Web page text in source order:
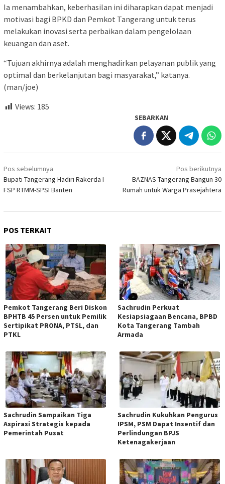
Ia menambahkan, keberhasilan ini diharapkan dapat menjadi
motivasi bagi BPKD dan Pemkot Tangerang untuk terus
melakukan inovasi serta perbaikan dalam pengelolaan
keuangan dan aset.
“Tujuan akhirnya adalah menghadirkan pelayanan publik yang
optimal dan berkelanjutan bagi masyarakat,” katanya.
(man/joe)
Views: 185
SEBARKAN
Navigasi
pos
Pos sebelumnya
Bupati Tangerang Hadiri Rakerda I
FSP RTMM-SPSI Banten
Pos berikutnya
BAZNAS Tangerang Bangun 30
Rumah untuk Warga Prasejahtera
POS TERKAIT
Pemkot Tangerang Beri Diskon
BPHTB 45 Persen untuk Pemilik
Sertipikat PRONA, PTSL, dan
PTKL
Sachrudin Perkuat
Kesiapsiagaan Bencana, BPBD
Kota Tangerang Tambah
Armada
Sachrudin Sampaikan Tiga
Aspirasi Strategis kepada
Pemerintah Pusat
Sachrudin Kukuhkan Pengurus
IPSM, PSM Dapat Insentif dan
Perlindungan BPJS
Ketenagakerjaan